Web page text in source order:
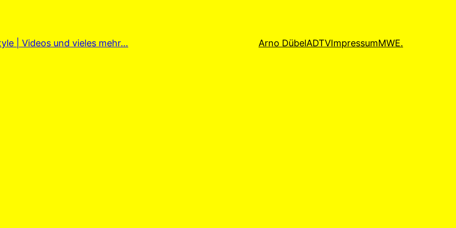
| Videos und vieles mehr… Arno DübelADTVImpressumMWE.